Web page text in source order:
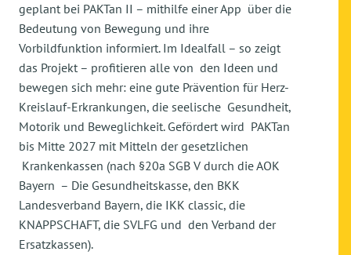
geplant bei PAKTan II – mithilfe einer App über die
Bedeutung von Bewegung und ihre
Vorbildfunktion informiert. Im Idealfall – so zeigt
das Projekt – profitieren alle von den Ideen und
bewegen sich mehr: eine gute Prävention für Herz-
Kreislauf-Erkrankungen, die seelische Gesundheit,
Motorik und Beweglichkeit. Gefördert wird PAKTan
bis Mitte 2027 mit Mitteln der gesetzlichen
Krankenkassen (nach §20a SGB V durch die AOK
Bayern – Die Gesundheitskasse, den BKK
Landesverband Bayern, die IKK classic, die
KNAPPSCHAFT, die SVLFG und den Verband der
Ersatzkassen).